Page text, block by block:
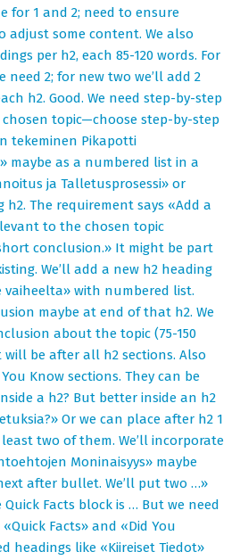
for 1 and 2; need to ensure
adjust some content. We also
per h2, each 85-120 words. For
need 2; for new two we’ll add 2
h2. Good. We need step-by-step
topic—choose step-by-step
tekeminen Pikapotti
maybe as a numbered list in a
ja Talletusprosessi» or
The requirement says «Add a
to the chosen topic
conclusion.» It might be part
We’ll add a new h2 heading
vaiheelta» with numbered list.
maybe at end of that h2. We
about the topic (75-150
will be after all h2 sections. Also
Know sections. They can be
a h2? But better inside an h2
Or we can place after h2 1
two of them. We’ll incorporate
Moninaisyys» maybe
after bullet. We’ll put two …»
Quick Facts block is … But we need
Facts» and «Did You
headings like «Kiireiset Tiedot»